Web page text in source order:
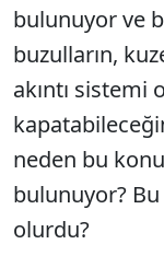
bulunuyor ve
buzulların,
akıntı sistemi
neden bu
bulunuyor? Bu
olurdu?